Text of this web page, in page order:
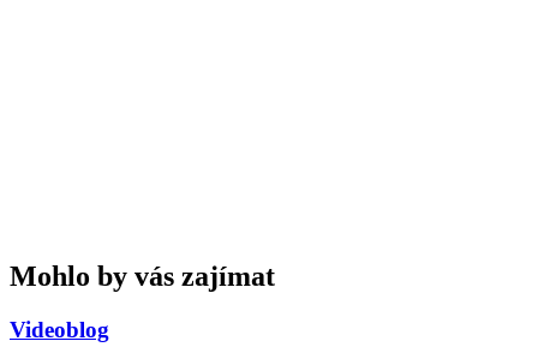
Mohlo by vás zajímat
Videoblog